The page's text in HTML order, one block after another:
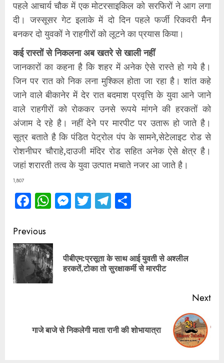
पहले आचार्य चौक में एक मोटरसाइकिल को सरफिरों ने आग लगा
दी। जस्सूसर गेट इलाके में दो दिन पहले फर्जी रिकवरी मैन
बनकर दो युवकों ने राहगीरों को लूटने का प्रयास किया।
कई रास्तों से निकलना अब खतरे से खाली नहीं
जानकारों का कहना है कि शहर में अनेक ऐसे रास्ते हो गये है।
जिन पर रात को निक लना मुश्किल होता जा रहा है। शांत कहे
जाने वाले बीकानेर में देर रात बदमाश प्रवृत्ति के युवा आने जाने
वाले राहगीरों को रोककर उनसे रूपये मांगने की हरकतों को
अंजाम दे रहे है। नहीं देने पर मारपीट पर उतारू हो जाते है।
सूत्र बताते है कि पंडित पेट्रोल पंप के सामने,सेटेलाइट रोड से
रोशनीघर चौराहे,दाउजी मंदिर रोड सहित अनेक ऐसे क्षेत्र है।
जहां शरारती तत्व के युवा उत्पात मचाते नजर आ जाते है।
1,807
Facebook
WhatsApp
Messenger
TwitterTelegram
Continue
Reading
Previous
पीबीएम:प्रसूता के साथ आई युवती से अश्लील
हरकतें,टोका तो सुरक्षाकर्मी से मारपीट
Next
Nextगाजे बाजे से निकलेगी माता रानी की शोभायात्रा